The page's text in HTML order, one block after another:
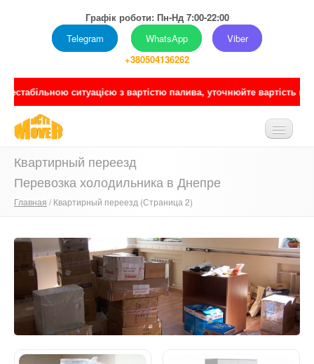
Графік роботи: Пн-Нд 7:00-22:00
Telegram
WhatsApp
Viber
+380504136262
ситуацією з вартістю палива, уточнюйте вартість
ГЛАВНАЯ
О НАС
ПРАЙС
ПОРТФОЛИО
КОНТАКТЫ
Квартирный переезд
Перевозка холодильника в Днепре
Главная / Квартирный переезд (Страница 2)